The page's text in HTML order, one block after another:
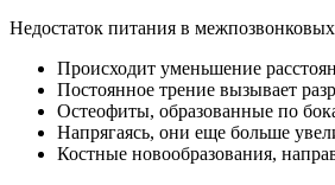
Недостаток питания в
Происходит уменьшение
Постоянное трение вызывает
Остеофиты, образованные по
Напрягаясь, они еще больше
Костные новообразования,